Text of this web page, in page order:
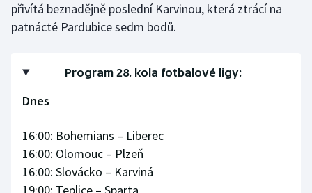
Volejbal
přivítá beznadějně poslední Karvinou, která ztrácí na
patnácté Pardubice sedm bodů.
Program 28. kola fotbalové ligy:
Dnes
16:00: Bohemians – Liberec
16:00: Olomouc – Plzeň
16:00: Slovácko – Karviná